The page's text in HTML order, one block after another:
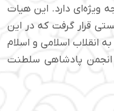
ویژه‌ای دارد. این هیات
قرار گرفت که در این
و قریب به ۲۰۰ جانباز به انقلاب اسلامی و اسلام
انجمن پادشاهی سلطنت